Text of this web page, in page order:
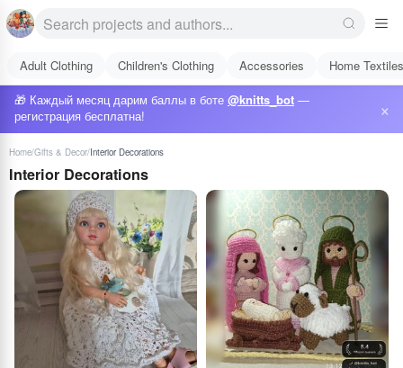
Adult Clothing Children's Clothing Accessories
Home Textiles
🎁 Каждый месяц дарим баллы в боте @knitts_bot —
регистрация бесплатна!
×
Home/Gifts & Decor/Interior Decorations
Interior Decorations